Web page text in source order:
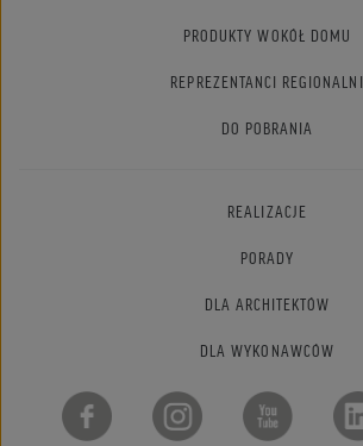
PRODUKTY WOKÓŁ DOMU
REPREZENTANCI REGIONALNI
DO POBRANIA
REALIZACJE
PORADY
DLA ARCHITEKTÓW
DLA WYKONAWCÓW